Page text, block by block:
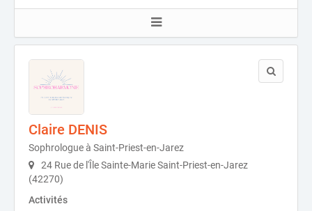
Claire DENIS
Sophrologue à Saint-Priest-en-Jarez
24 Rue de l'Île Sainte-Marie Saint-Priest-en-Jarez
(42270)
Activités